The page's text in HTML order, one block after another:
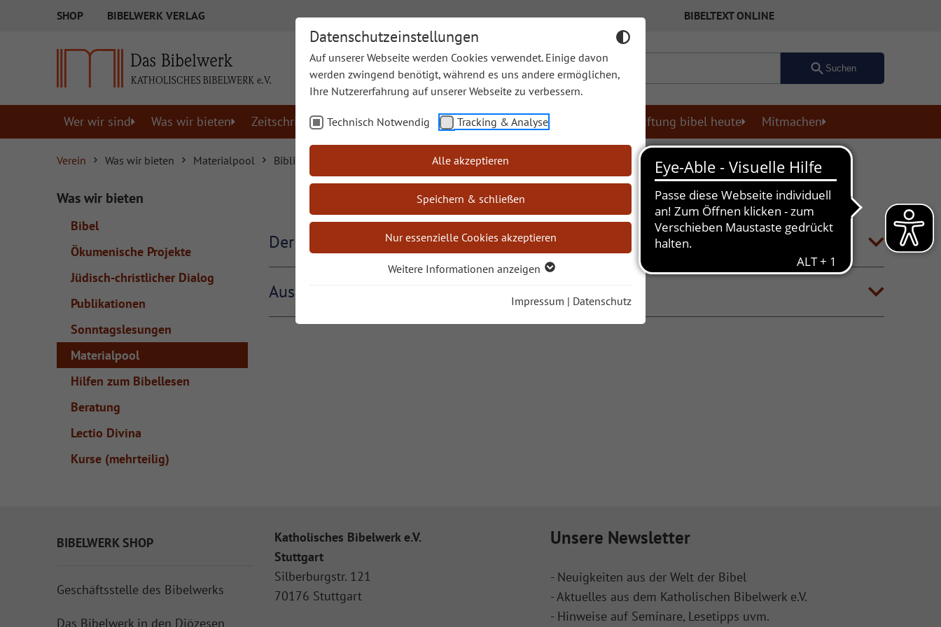
Datenschutzeinstellungen
Auf unserer Webseite werden Cookies verwendet. Einige davon
werden zwingend benötigt, während es uns andere ermöglichen,
Ihre Nutzererfahrung auf unserer Webseite zu verbessern.
Technisch Notwendig Tracking & Analyse
Alle akzeptieren
Speichern & schließen
Nur essenzielle Cookies akzeptieren
Weitere Informationen anzeigen
Impressum | Datenschutz
SHOP BIBELWERK VERLAG BIBELTEXT ONLINE
Suchen
Wer wir sind Was wir bieten Zeitschriften Sonntagslesungen Lectio Divina Leichte Sprache Stiftung bibel heute Mitmachen
Verein Was wir bieten Materialpool Biblische Bücher
Was wir bieten
Bibel
Ökumenische Projekte
Jüdisch-christlicher Dialog
Publikationen
Sonntagslesungen
Materialpool
Hilfen zum Bibellesen
Beratung
Lectio Divina
Kurse (mehrteilig)
Der Brief an Philemon
Aus unserer Zeitschrift "Bibel heute"
BIBELWERK SHOP
Geschäftsstelle des Bibelwerks
Das Bibelwerk in den Diözesen
Katholisches Bibelwerk e.V.
Stuttgart
Silberburgstr. 121
70176 Stuttgart
Unsere Newsletter
- Neuigkeiten aus der Welt der Bibel
- Aktuelles aus dem Katholischen Bibelwerk e.V.
- Hinweise auf Seminare, Lesetipps uvm.